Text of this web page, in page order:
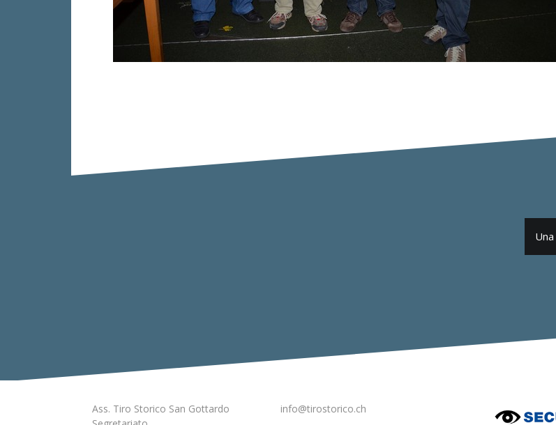
Ass. Tiro Storico San Gottardo
info@tirostorico.ch